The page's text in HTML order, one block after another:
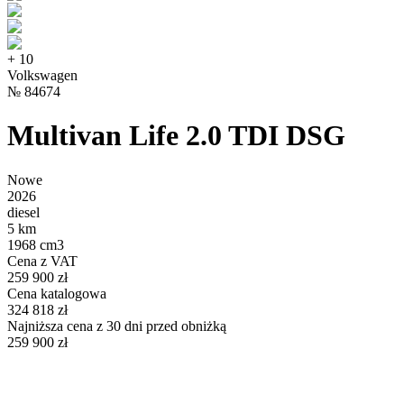
+ 10
Volkswagen
№ 84674
Multivan Life 2.0 TDI DSG
Nowe
2026
diesel
5 km
1968 cm3
Cena z VAT
259 900 zł
Cena katalogowa
324 818 zł
Najniższa cena z 30 dni przed obniżką
259 900 zł